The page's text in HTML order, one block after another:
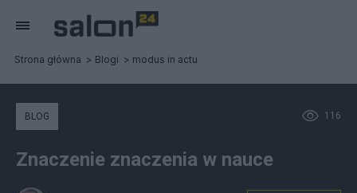
Strona główna Blogi modus in actu
116
BLOG
Znaczenie znaczenia w nauce